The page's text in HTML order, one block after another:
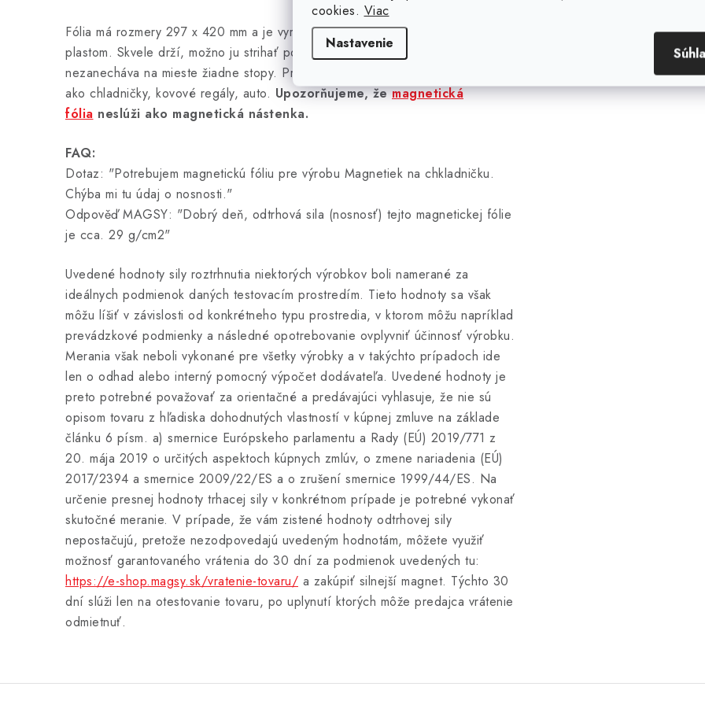
cookies. Viac
Nastavenie
Fólia má rozmery 297 x 420 mm a je vyrobená z feritového prášku spájaného
plastom. Skvele drží, možno ju strihať pomocou nožníc aj rezať. Po stiahnutí
nezanecháva na mieste žiadne stopy. Prichytáva sa len na kovové predmety,
ako chladničky, kovové regály, auto. Upozorňujeme, žemagnetická
fólia neslúži ako magnetická nástenka.
FAQ:
Dotaz: "Potrebujem magnetickú fóliu pre výrobu Magnetiek na chkladničku.
Chýba mi tu údaj o nosnosti."
Odpověď MAGSY: "Dobrý deň, odtrhová sila (nosnosť) tejto magnetickej fólie
je cca. 29 g/cm2"
Uvedené hodnoty sily roztrhnutia niektorých výrobkov boli namerané za
ideálnych podmienok daných testovacím prostredím. Tieto hodnoty sa však
môžu líšiť v závislosti od konkrétneho typu prostredia, v ktorom môžu napríklad
prevádzkové podmienky a následné opotrebovanie ovplyvniť účinnosť výrobku.
Merania však neboli vykonané pre všetky výrobky a v takýchto prípadoch ide
len o odhad alebo interný pomocný výpočet dodávateľa. Uvedené hodnoty je
preto potrebné považovať za orientačné a predávajúci vyhlasuje, že nie sú
opisom tovaru z hľadiska dohodnutých vlastností v kúpnej zmluve na základe
článku 6 písm. a) smernice Európskeho parlamentu a Rady (EÚ) 2019/771 z
20. mája 2019 o určitých aspektoch kúpnych zmlúv, o zmene nariadenia (EÚ)
2017/2394 a smernice 2009/22/ES a o zrušení smernice 1999/44/ES. Na
určenie presnej hodnoty trhacej sily v konkrétnom prípade je potrebné vykonať
skutočné meranie. V prípade, že vám zistené hodnoty odtrhovej sily
nepostačujú, pretože nezodpovedajú uvedeným hodnotám, môžete využiť
možnosť garantovaného vrátenia do 30 dní za podmienok uvedených tu:
https://e-shop.magsy.sk/vratenie-tovaru/ a zakúpiť silnejší magnet. Týchto 30
dní slúži len na otestovanie tovaru, po uplynutí ktorých môže predajca vrátenie
odmietnuť.